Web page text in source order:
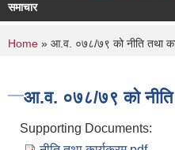
समाचार
You are here
Home » आ.व. ०७८/७९ को नीति तथा
आ.व. ०७८/७९ को नीति
Supporting Documents: